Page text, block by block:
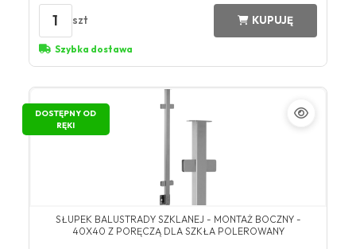
1 szt KUPUJĘ
Szybka dostawa
DOSTĘPNY OD
RĘKI
SŁUPEK BALUSTRADY SZKLANEJ - MONTAŻ BOCZNY -
40X40 Z PORĘCZĄ DLA SZKŁA POLEROWANY